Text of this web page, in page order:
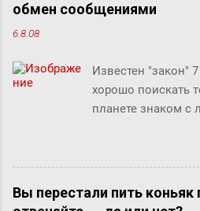
обмен сообщениями
6.8.08
Известен "закон"
хорошо поискать
планете знаком с
людьми. Этот как
доказан, но есть
Закон вполне
Вы перестали пить коньяк